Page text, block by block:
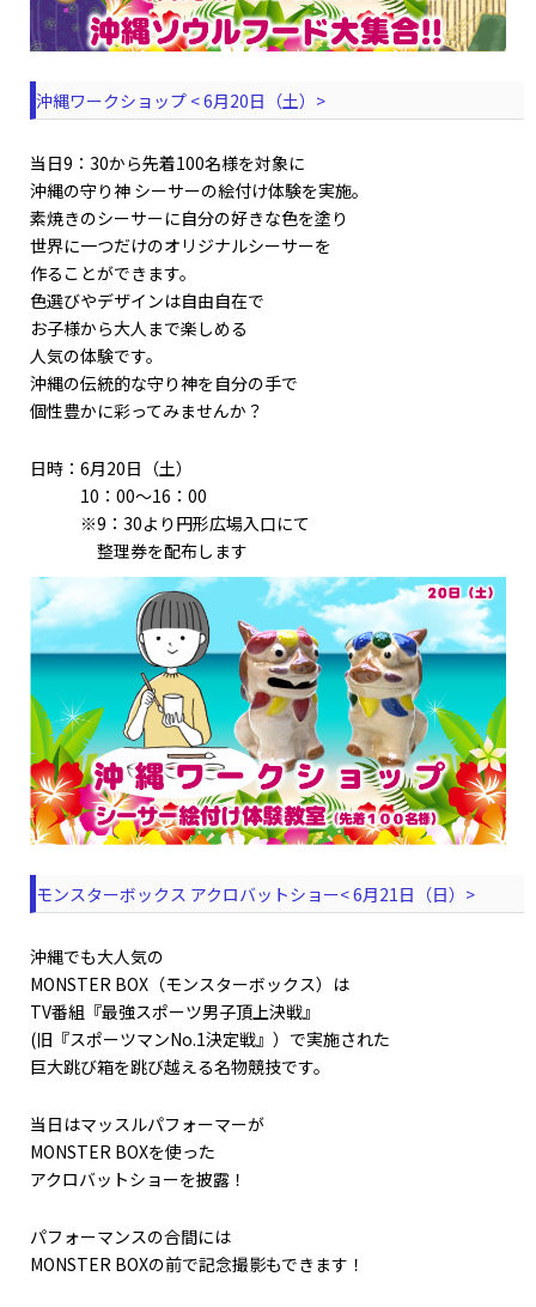
沖縄ワークショップ < 6月20日（土）>
当日9：30から先着100名様を対象に
沖縄の守り神 シーサーの絵付け体験を実施。
素焼きのシーサーに自分の好きな色を塗り
世界に一つだけのオリジナルシーサーを
作ることができます。
色選びやデザインは自由自在で
お子様から大人まで楽しめる
人気の体験です。
沖縄の伝統的な守り神を自分の手で
個性豊かに彩ってみませんか？
日時：6月20日（土）
10：00～16：00
※9：30より円形広場入口にて
整理券を配布します
モンスターボックス アクロバットショー< 6月21日（日）>
沖縄でも大人気の
MONSTER BOX（モンスターボックス）は
TV番組『最強スポーツ男子頂上決戦』
(旧『スポーツマンNo.1決定戦』）で実施された
巨大跳び箱を跳び越える名物競技です。
当日はマッスルパフォーマーが
MONSTER BOXを使った
アクロバットショーを披露！
パフォーマンスの合間には
MONSTER BOXの前で記念撮影もできます！